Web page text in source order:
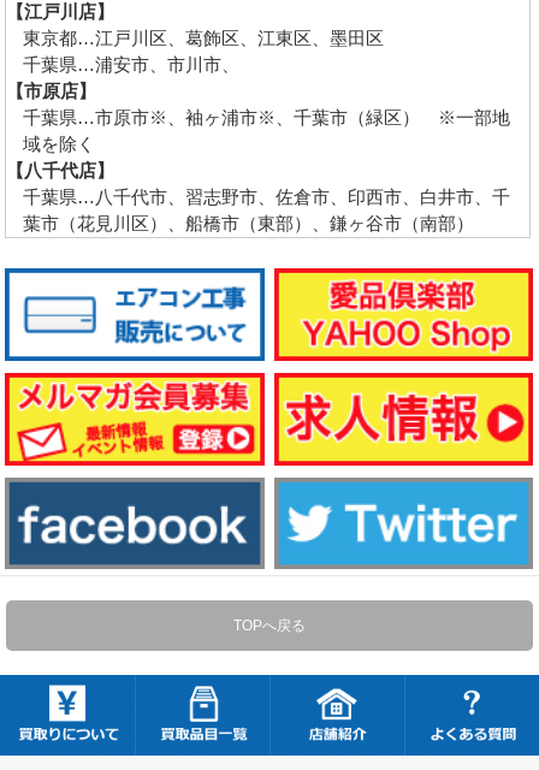
【江戸川店】
東京都…江戸川区、葛飾区、江東区、墨田区
千葉県…浦安市、市川市、
【市原店】
千葉県…市原市※、袖ヶ浦市※、千葉市（緑区） ※一部地
域を除く
【八千代店】
千葉県…八千代市、習志野市、佐倉市、印西市、白井市、千
葉市（花見川区）、船橋市（東部）、鎌ヶ谷市（南部）
TOPへ戻る